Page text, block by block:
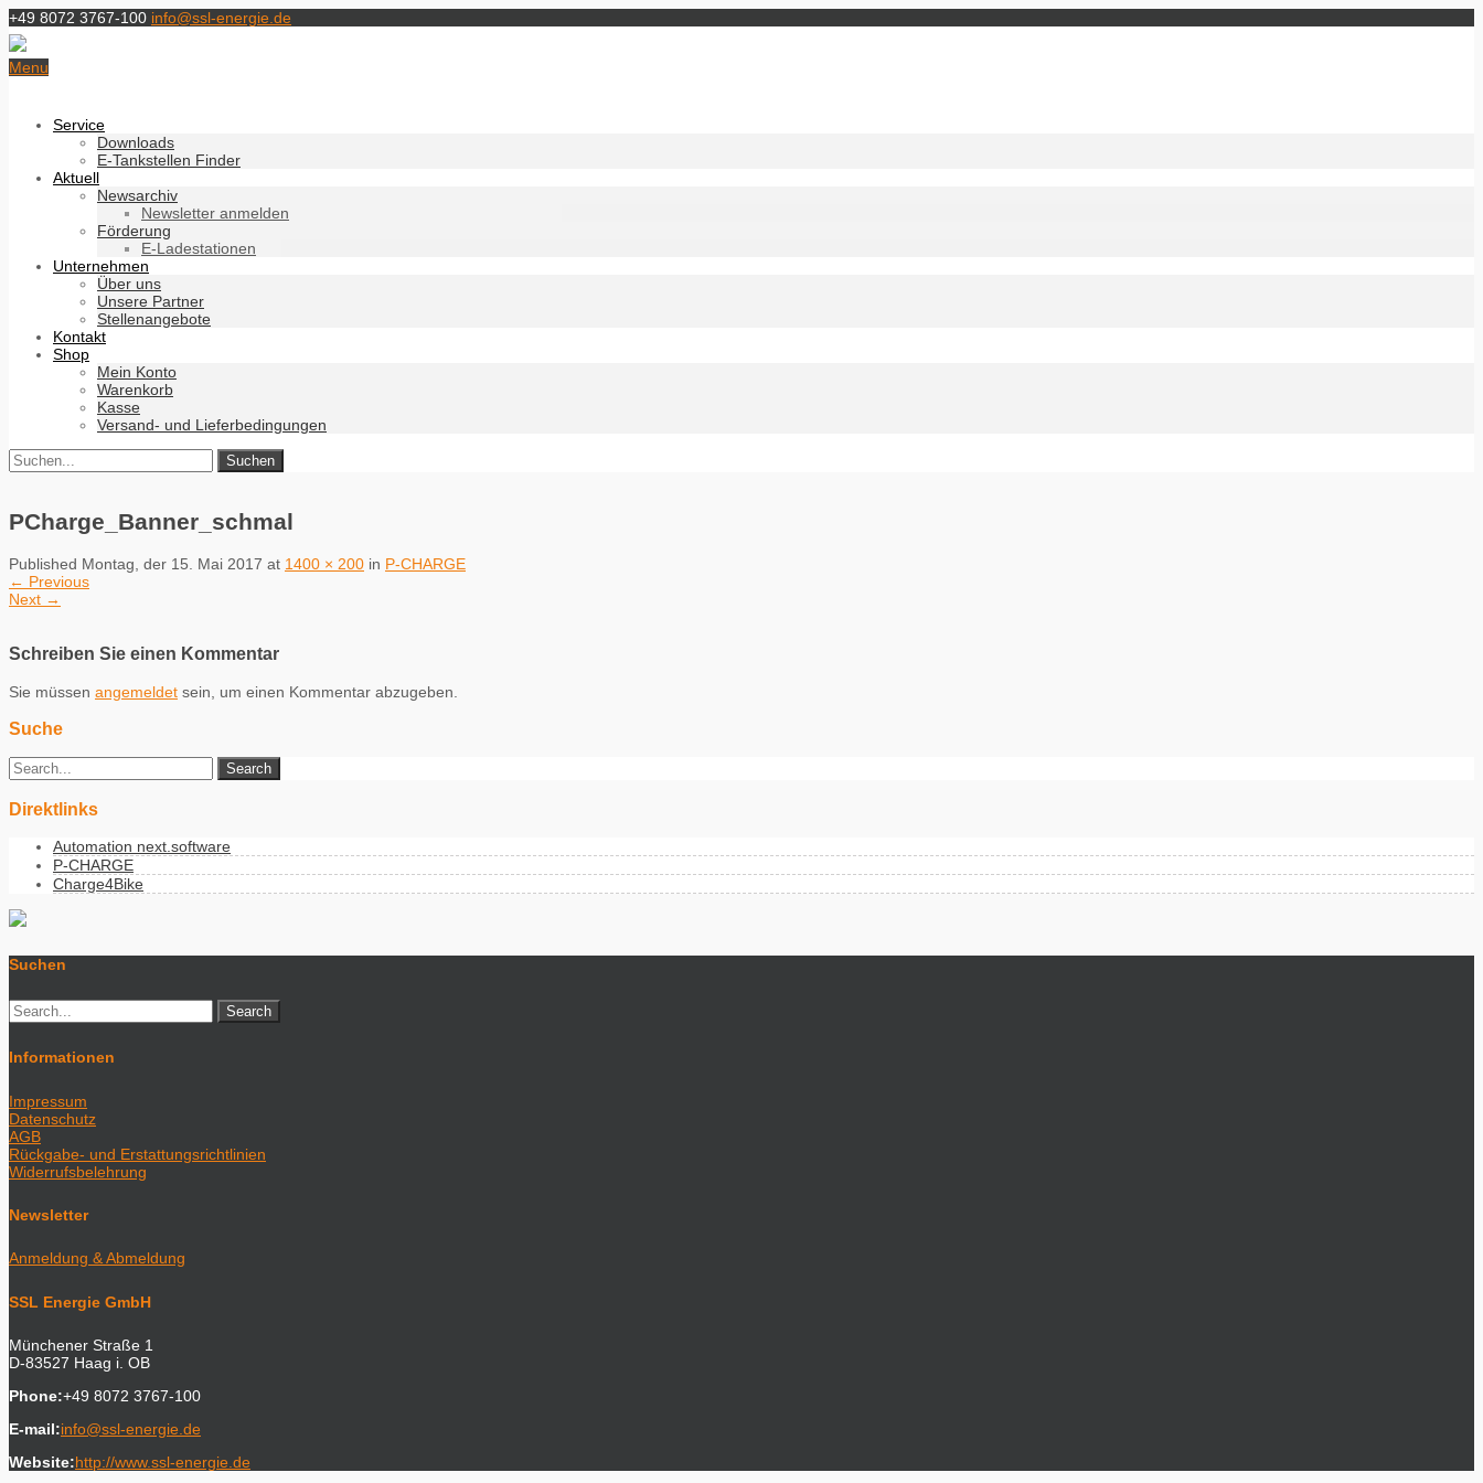
+49 8072 3767-100 info@ssl-energie.de
Menu
Service
Downloads
E-Tankstellen Finder
Aktuell
Newsarchiv
Newsletter anmelden
Förderung
E-Ladestationen
Unternehmen
Über uns
Unsere Partner
Stellenangebote
Kontakt
Shop
Mein Konto
Warenkorb
Kasse
Versand- und Lieferbedingungen
PCharge_Banner_schmal
Published Montag, der 15. Mai 2017 at 1400 × 200 in P-CHARGE
← Previous
Next →
Schreiben Sie einen Kommentar
Sie müssen angemeldet sein, um einen Kommentar abzugeben.
Suche
Direktlinks
Automation next.software
P-CHARGE
Charge4Bike
Suchen
Informationen
Impressum
Datenschutz
AGB
Rückgabe- und Erstattungsrichtlinien
Widerrufsbelehrung
Newsletter
Anmeldung & Abmeldung
SSL Energie GmbH
Münchener Straße 1
D-83527 Haag i. OB
Phone:+49 8072 3767-100
E-mail:info@ssl-energie.de
Website:http://www.ssl-energie.de